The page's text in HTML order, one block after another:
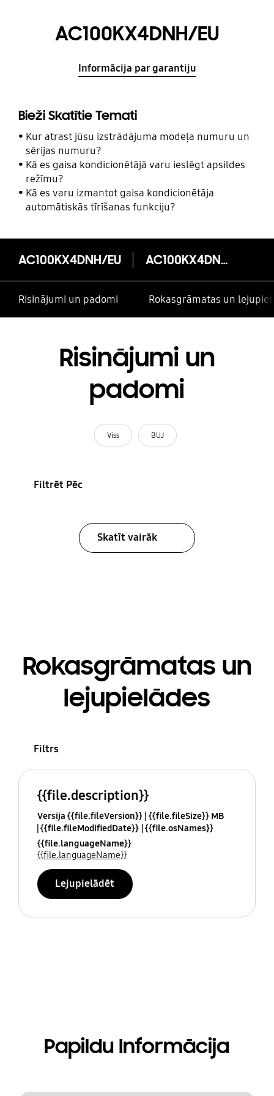
AC100KX4DNH/EU
Informācija par garantiju
Bieži Skatītie Temati
Kur atrast jūsu izstrādājuma modeļa numuru un
sērijas numuru?
Kā es gaisa kondicionētājā varu ieslēgt apsildes
režīmu?
Kā es varu izmantot gaisa kondicionētāja
automātiskās tīrīšanas funkciju?
AC100KX4DNH/EU AC100KX4DNH/EU
Risinājumi un padomi Rokasgrāmatas un
Risinājumi un
padomi
Viss BUJ
Filtrēt Pēc
Skatīt vairāk
Rokasgrāmatas un
lejupielādes
Filtrs
{{file.description}}
Versija {{file.fileVersion}} {{file.fileSize}} MB
{{file.fileModifiedDate}} {{file.osNames}}
{{file.languageName}}
{{file.languageName}}
Lejupielādēt
Papildu Informācija